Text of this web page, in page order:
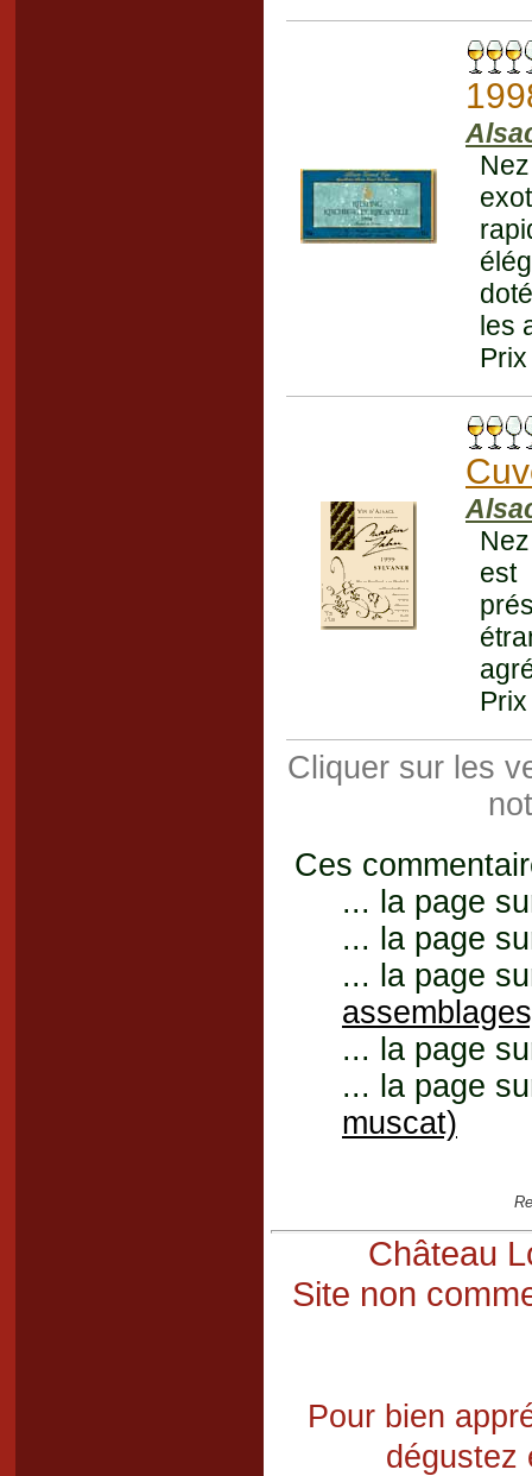
les
est
Cliquer sur les
Ces
... la page
... la page
... la page
... la page
... la page
muscat)
Château
Site non
Pour bien
dégustez